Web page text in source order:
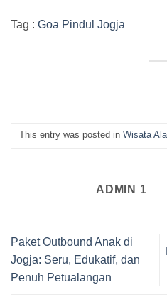
Tag : Goa Pindul Jogja
This entry was posted in Wisata
ADMIN 1
Paket Outbound Anak di
Jogja: Seru, Edukatif, dan
Penuh Petualangan